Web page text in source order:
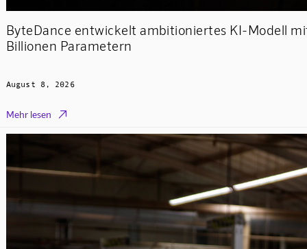
ByteDance entwickelt ambitioniertes KI-Modell
Billionen Parametern
August 8, 2026
Mehr lesen 